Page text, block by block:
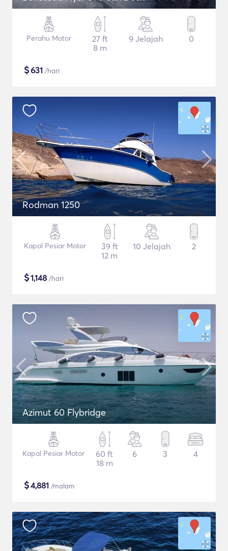
Perahu Motor
27 ft
8 m
9 Jelajah 0
$631 /hari
Rodman 1250
Kapal Pesiar Motor
39 ft
12 m
10 Jelajah 2
$1,148 /hari
Azimut 60 Flybridge
Kapal Pesiar Motor
60 ft
18 m
6 3 4
$4,881 /malam